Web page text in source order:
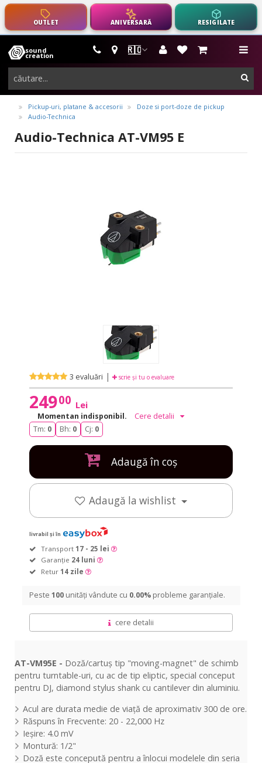
OUTLET ANIVERSARĂ RESIGILATE
🇷🇴
sound
creation
instrumente
muzicale,
echipamente
pro-
audio
Pickup-uri, platane & accesorii
Doze si port-doze de pickup
Audio-Technica
Audio-Technica AT-VM95 E
3 evaluări | scrie și tu o evaluare
24900 Lei
Momentan indisponibil.
Cere detalii
Tm: 0 Bh: 0 Cj: 0
Adaugă în coș
Adaugă la wishlist
livrabil și în
Transport 17 - 25 lei
Garanție 24 luni
Retur 14 zile
Peste 100 unități vândute cu 0.00% probleme garanțiale.
cere detalii
AT-VM95E - Doză/cartuș tip "moving-magnet" de schimb
pentru turntable-uri, cu ac de tip eliptic, special conceput
pentru DJ, diamond stylus shank cu cantilever din aluminiu.
Acul are durata medie de viață de aproximativ 300 de ore.
Răspuns în Frecvente: 20 - 22,000 Hz
Ieșire: 4.0 mV
Montură: 1/2"
Doză este concepută pentru a înlocui modelele din seria